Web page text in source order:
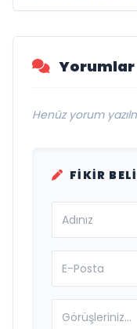
Yorumlar
Henüz yorum
FIKIR